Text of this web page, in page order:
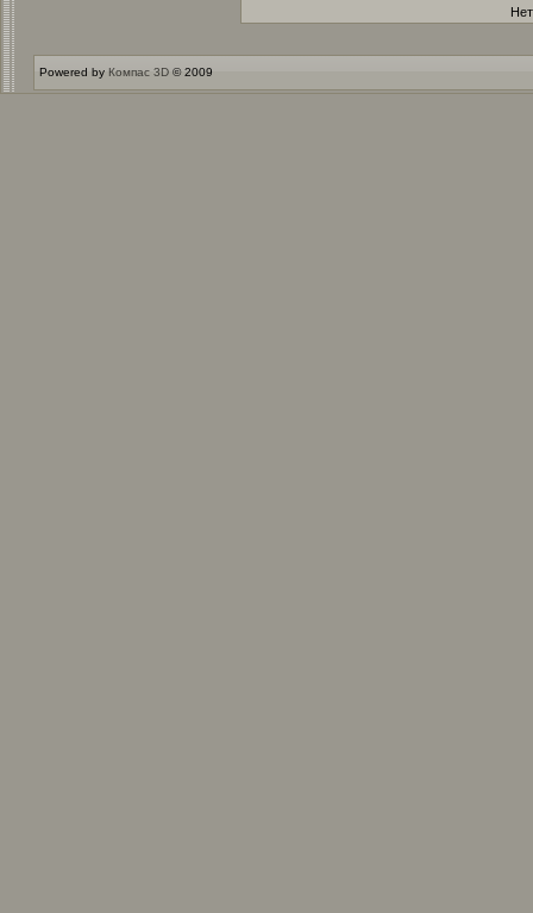
Powered by Компас 3D © 2009